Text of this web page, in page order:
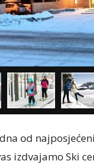
od
izdvajamo Ski